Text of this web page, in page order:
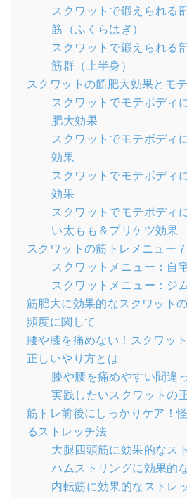
スクワットで鍛えられる
筋（ふくらはぎ）
スクワットで鍛えられる
筋群（上半身）
スクワットの筋肥大効果とモ
スクワットでモテボディ
肥大効果
スクワットでモテボディ
効果
スクワットでモテボディ
効果
スクワットでモテボディ
い太もも＆プリケツ効果
スクワットの筋トレメニュー
スクワットメニュー：自
スクワットメニュー：ジ
筋肥大に効果的なスクワット
頻度に関して
腰や膝を痛めない！スクワッ
正しいやり方とは
膝や腰を痛めやすい間違
実践したいスクワットの
筋トレ前後にしっかりケア！
るストレッチ法
大腿四頭筋に効果的なス
ハムストリングに効果的
内転筋に効果的なストレ